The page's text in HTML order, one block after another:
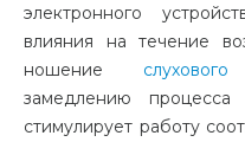
электронного
влияния на течение
ношение
замедлению процесса
стимулирует работу